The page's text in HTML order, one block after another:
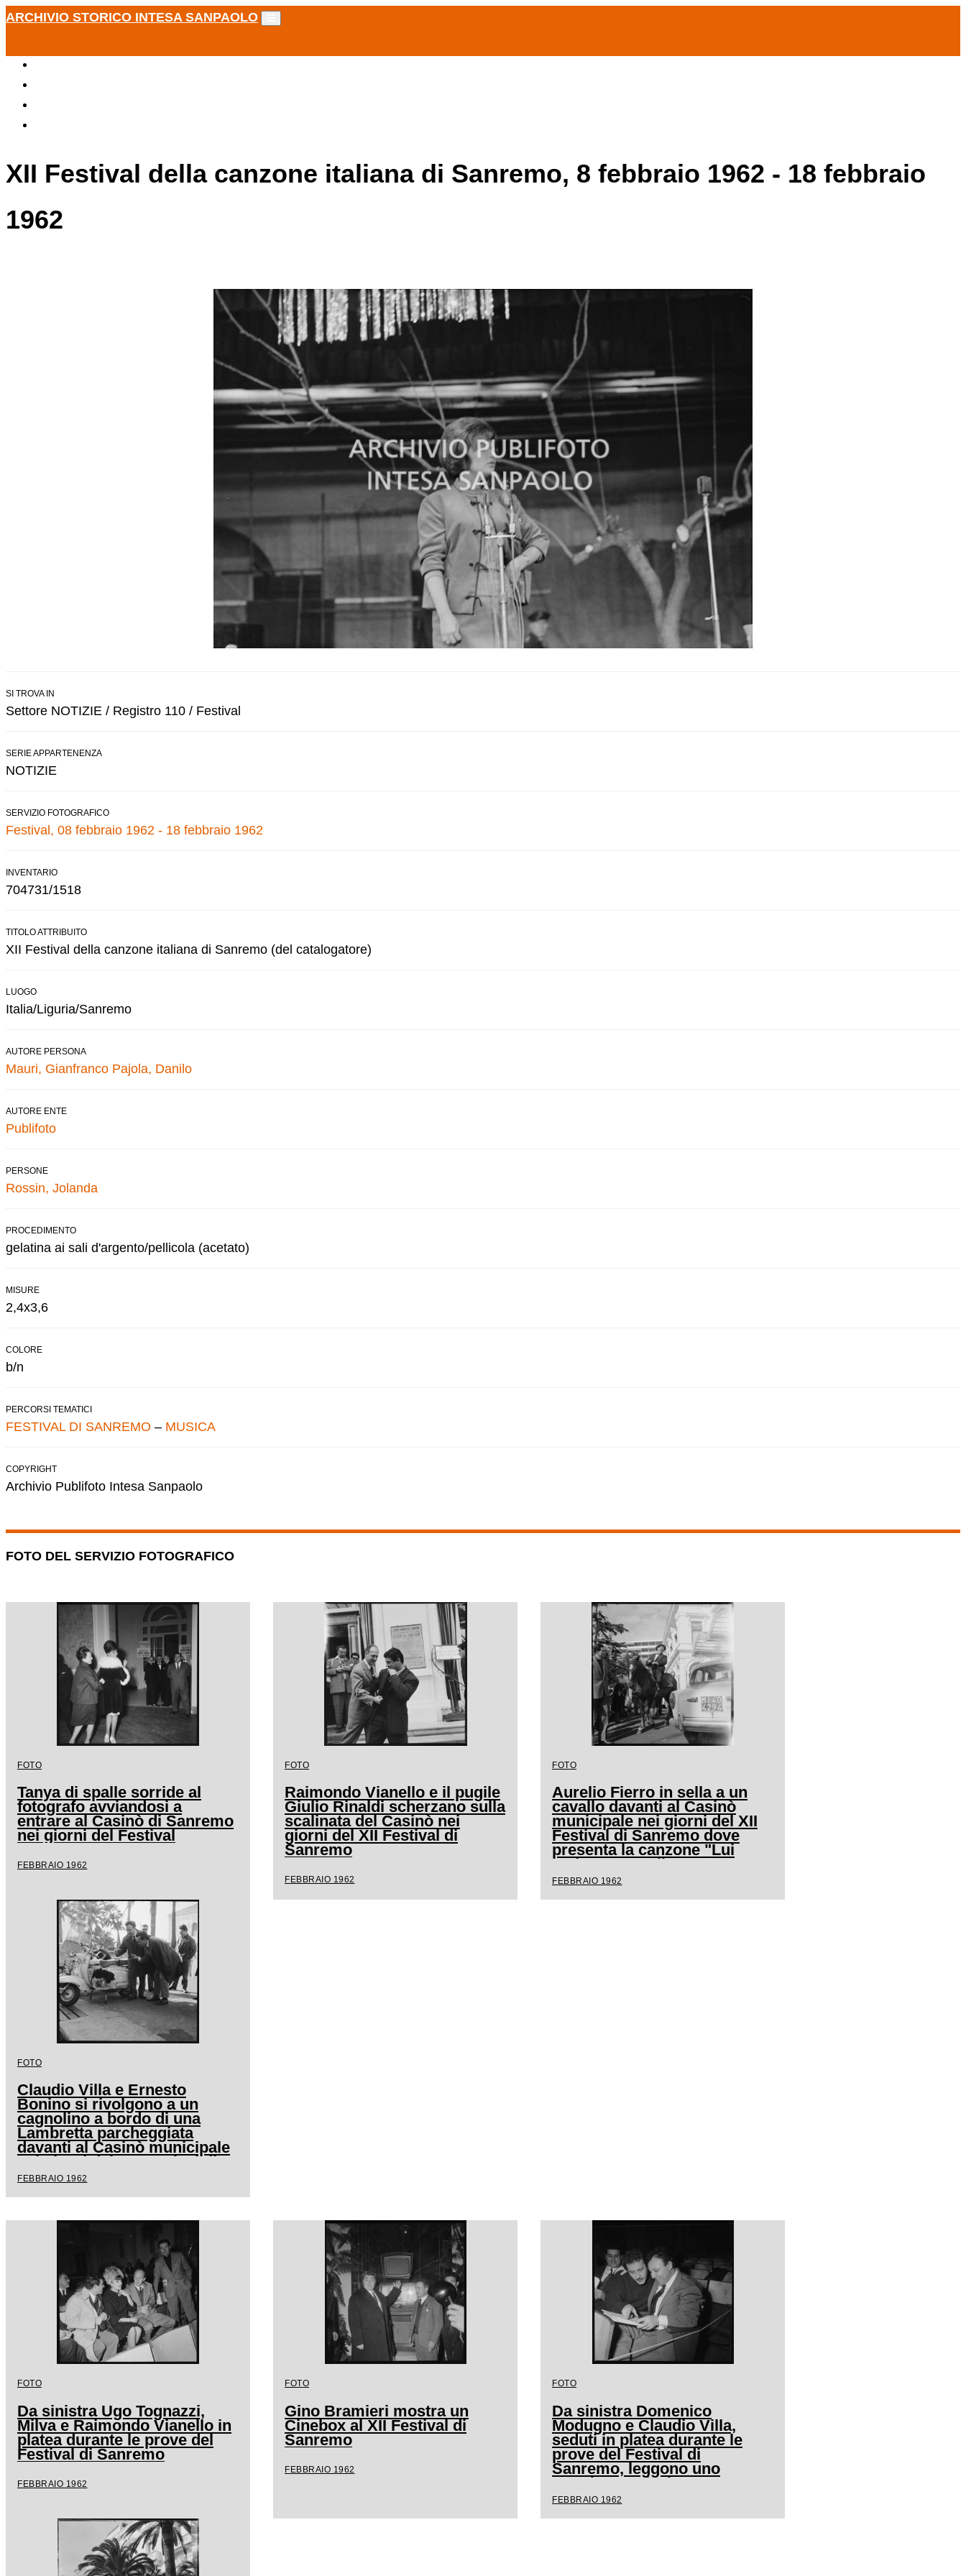
ARCHIVIO STORICO INTESA SANPAOLO
XII Festival della canzone italiana di Sanremo, 8 febbraio 1962 - 18 febbraio
1962
SI TROVA IN
Settore NOTIZIE / Registro 110 / Festival
SERIE APPARTENENZA
NOTIZIE
SERVIZIO FOTOGRAFICO
Festival, 08 febbraio 1962 - 18 febbraio 1962
INVENTARIO
704731/1518
TITOLO ATTRIBUITO
XII Festival della canzone italiana di Sanremo (del catalogatore)
LUOGO
Italia/Liguria/Sanremo
AUTORE PERSONA
Mauri, Gianfranco Pajola, Danilo
AUTORE ENTE
Publifoto
PERSONE
Rossin, Jolanda
PROCEDIMENTO
gelatina ai sali d'argento/pellicola (acetato)
MISURE
2,4x3,6
COLORE
b/n
PERCORSI TEMATICI
FESTIVAL DI SANREMO – MUSICA
COPYRIGHT
Archivio Publifoto Intesa Sanpaolo
FOTO DEL SERVIZIO FOTOGRAFICO
FOTO
Tanya di spalle sorride al
fotografo avviandosi a
entrare al Casinò di Sanremo
nei giorni del Festival
FEBBRAIO 1962
FOTO
Raimondo Vianello e il pugile
Giulio Rinaldi scherzano sulla
scalinata del Casinò nei
giorni del XII Festival di
Sanremo
FEBBRAIO 1962
FOTO
Aurelio Fierro in sella a un
cavallo davanti al Casinò
municipale nei giorni del XII
Festival di Sanremo dove
presenta la canzone "Lui
andava a cavallo"
FEBBRAIO 1962
FOTO
Claudio Villa e Ernesto
Bonino si rivolgono a un
cagnolino a bordo di una
Lambretta parcheggiata
davanti al Casinò municipale
nei giorni del XII Festival di
Sanremo
FEBBRAIO 1962
FOTO
Da sinistra Ugo Tognazzi,
Milva e Raimondo Vianello in
platea durante le prove del
Festival di Sanremo
FEBBRAIO 1962
FOTO
Gino Bramieri mostra un
Cinebox al XII Festival di
Sanremo
FEBBRAIO 1962
FOTO
Da sinistra Domenico
Modugno e Claudio Villa,
seduti in platea durante le
prove del Festival di
Sanremo, leggono uno
spartito musicale
FEBBRAIO 1962